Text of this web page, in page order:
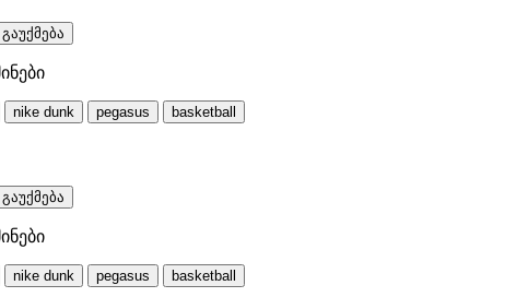
გაუქმება
nike dunk pegasus basketball
გაუქმება
nike dunk pegasus basketball